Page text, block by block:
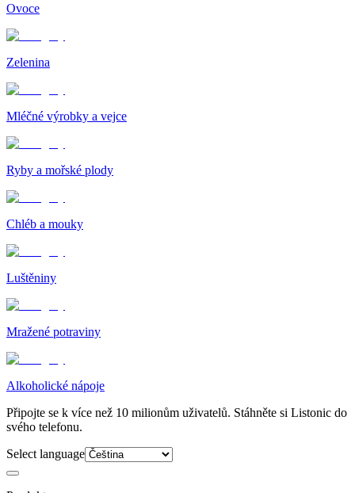
Ovoce
Zelenina
Mléčné výrobky a vejce
Ryby a mořské plody
Chléb a mouky
Luštěniny
Mražené potraviny
Alkoholické nápoje
Připojte se k více než 10 milionům uživatelů. Stáhněte si Listonic do
svého telefonu.
Select language